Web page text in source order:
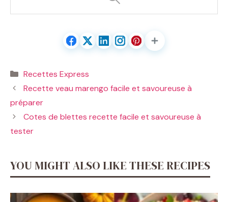
Catégories
Recettes Express
Recette veau marengo facile et savoureuse à
préparer
Cotes de blettes recette facile et savoureuse à
tester
YOU MIGHT ALSO LIKE THESE RECIPES